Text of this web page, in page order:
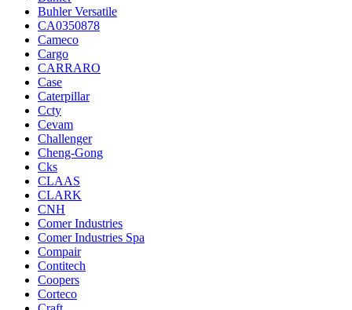
Buhler Versatile
CA0350878
Cameco
Cargo
CARRARO
Case
Caterpillar
Ccty
Cevam
Challenger
Cheng-Gong
Cks
CLAAS
CLARK
CNH
Comer Industries
Comer Industries Spa
Compair
Contitech
Coopers
Corteco